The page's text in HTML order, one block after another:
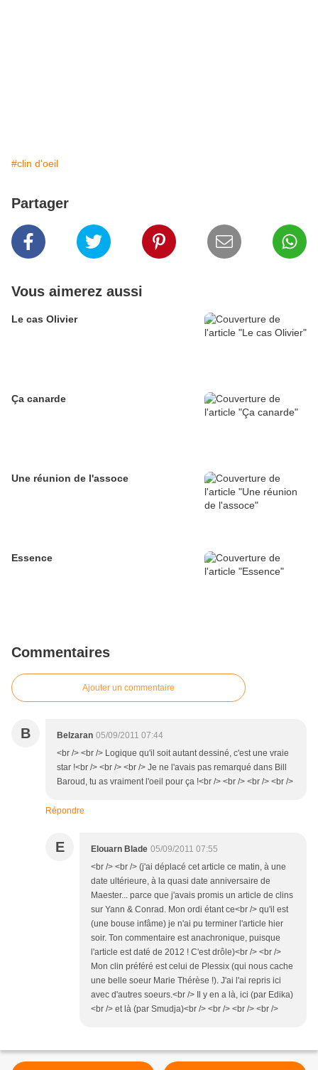
#clin d'oeil
Partager
Vous aimerez aussi
Le cas Olivier
Ça canarde
Une réunion de l'assoce
Essence
Commentaires
Ajouter un commentaire
B Belzaran 05/09/2011 07:44
<br /> <br /> Logique qu'il soit autant dessiné, c'est une vraie
star !<br /> <br /> <br /> Je ne l'avais pas remarqué dans Bill
Baroud, tu as vraiment l'oeil pour ça !<br /> <br /> <br /> <br />
Répondre
E Elouarn Blade 05/09/2011 07:55
<br /> <br /> (j'ai déplacé cet article ce matin, à une
date ultérieure, à la quasi date anniversaire de
Maester... parce que j'avais promis un article de clins
sur Yann & Conrad. Mon ordi étant ce<br /> qu'il est
(une bouse infâme) je n'ai pu terminer l'article hier
soir. Ton commentaire est anachronique, puisque
l'article est daté de 2012 ! C'est drôle)<br /> <br />
Mon clin préféré est celui de Plessix (qui nous cache
une belle soeur Marie Thérèse !). J'ai l'ai repris ici
avec d'autres soeurs.<br /> Il y en a là, ici (par Edika)
<br /> et là (par Smudja)<br /> <br /> <br /> <br />